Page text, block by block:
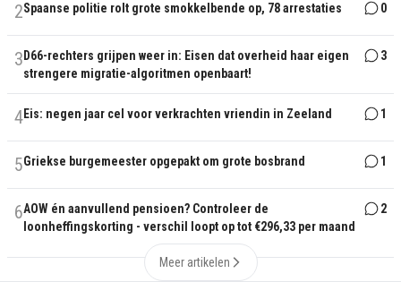
2Spaanse politie rolt grote smokkelbende op, 78 arrestaties 0
3 D66-rechters grijpen weer in: Eisen dat overheid haar eigen
strengere migratie-algoritmen openbaart!
3
4Eis: negen jaar cel voor verkrachten vriendin in Zeeland 1
5Griekse burgemeester opgepakt om grote bosbrand 1
6AOW én aanvullend pensioen? Controleer de
loonheffingskorting - verschil loopt op tot €296,33 per maand
2
Meer artikelen